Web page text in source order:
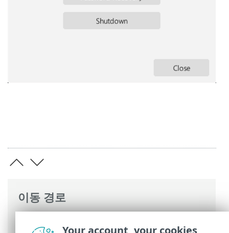
이동 경로
Your account, your cookies